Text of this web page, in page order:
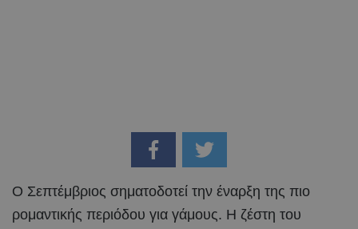
Ο Σεπτέμβριος σηματοδοτεί την έναρξη της πιο
ρομαντικής περιόδου για γάμους. Η ζέστη του